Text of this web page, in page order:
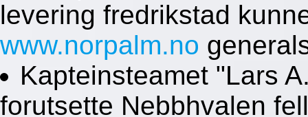
levering fredrikstad
www.norpalm.no
Kapteinsteamet "Lars
forutsette Nebbhvalen